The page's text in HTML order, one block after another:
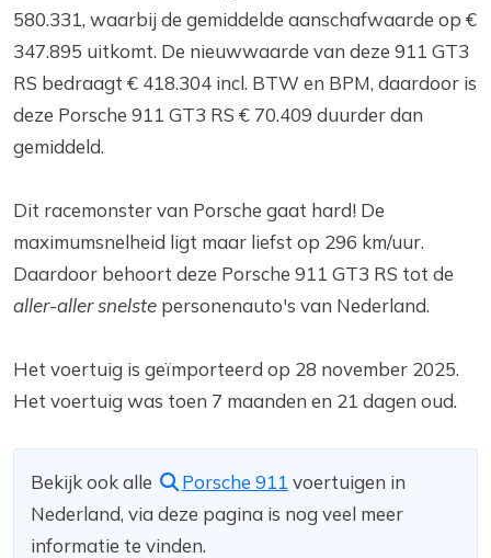
580.331, waarbij de gemiddelde aanschafwaarde op €
347.895 uitkomt. De nieuwwaarde van deze 911 GT3
RS bedraagt € 418.304 incl. BTW en BPM, daardoor is
deze Porsche 911 GT3 RS € 70.409 duurder dan
gemiddeld.
Dit racemonster van Porsche gaat hard! De
maximumsnelheid ligt maar liefst op 296 km/uur.
Daardoor behoort deze Porsche 911 GT3 RS tot de
aller-aller snelste personenauto's van Nederland.
Het voertuig is geïmporteerd op 28 november 2025.
Het voertuig was toen 7 maanden en 21 dagen oud.
Bekijk ook alle Porsche 911 voertuigen in
Nederland, via deze pagina is nog veel meer
informatie te vinden.